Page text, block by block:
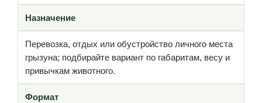
Назначение
Перевозка, отдых или обустройство личного места
грызуна; подбирайте вариант по габаритам, весу и
привычкам животного.
Формат